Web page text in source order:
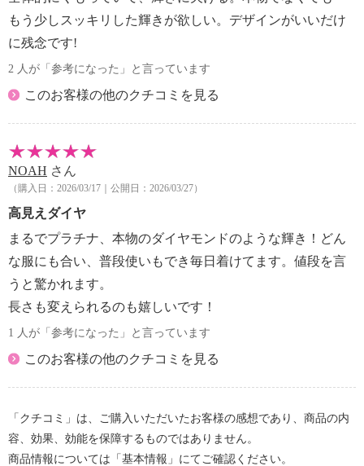
もう少しスッキリした輝きが欲しい。デザインがいいだけ
に残念です!
2 人が「参考になった」と言っています
このお客様の他のクチコミを見る
NOAH さん
（購入日：2026/03/17｜公開日：2026/03/27）
高見えダイヤ
まるでプラチナ、本物のダイヤモンドのような輝き！どん
な服にも合い、普段使いもでき毎日着けてます。値段を言
うと驚かれます。
長さも変えられるのも嬉しいです！
1 人が「参考になった」と言っています
このお客様の他のクチコミを見る
「クチコミ」は、ご購入いただいたお客様の感想であり、商品の内
容、効果、効能を保障するものではありません。
商品情報については「基本情報」にてご確認ください。